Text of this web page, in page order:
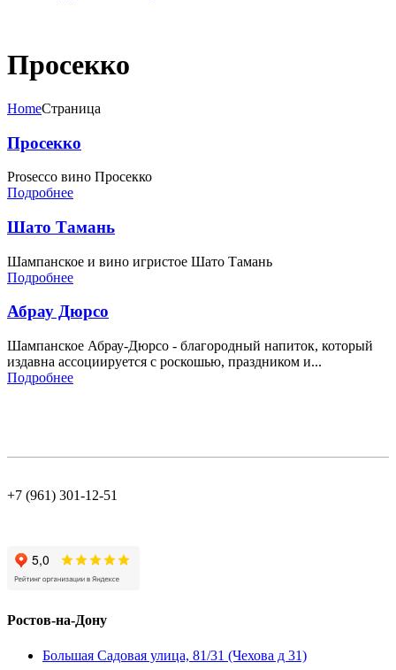
Просекко
HomeСтраница
Просекко
Prosecco вино Просекко
Подробнее
Шато Тамань
Шампанское и вино игристое Шато Тамань
Подробнее
Абрау Дюрсо
Шампанское Абрау-Дюрсо - благородный напиток, который
издавна ассоциируется с роскошью, праздником и...
Подробнее
+7 (961) 301-12-51
Ростов-на-Дону
Большая Садовая улица, 81/31 (Чехова д 31)